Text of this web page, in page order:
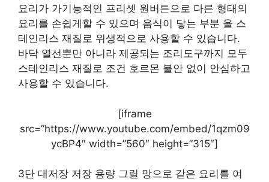
요리가 가기능적인 프리셋 원버튼으로 다른 형태의
요리를 손쉽게할 수 있으며 음식이 닿는 부분 올 스
테인리스 재질로 위생적으로 사용할 수 있습니다.
바닥 열선뿐만 아니라 제공되는 조리도구까지 모두
스테인리스 재질로 조건 호르몬 불안 없이 안심하고
사용할 수 있습니다.
[iframe
src=”https://www.youtube.com/embed/1qzm09
ycBP4″ width=”560″ height=”315″]
3단 대저장 저장 용량 그릴 망으로 같은 요리를 여